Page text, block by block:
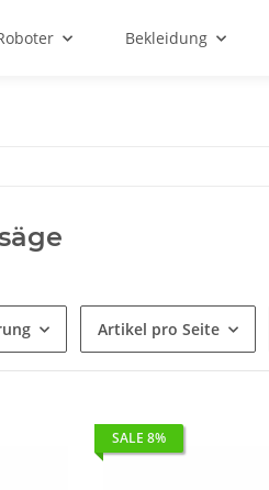
Bekleidung
Artikel pro Seite
SALE 8%